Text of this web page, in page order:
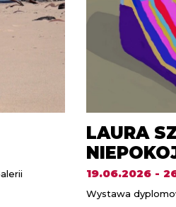
LAURA
19.06.2026 -
Wystawa